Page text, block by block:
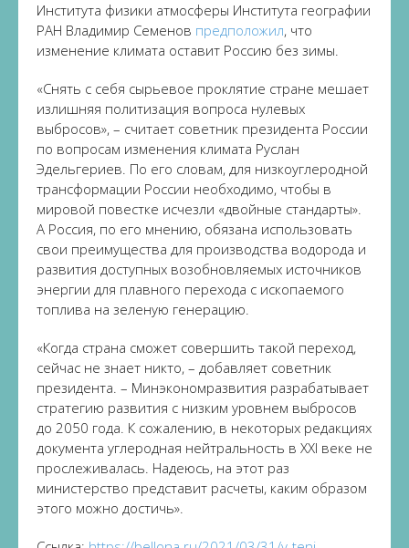
Института физики атмосферы Института географии
РАН Владимир Семенов предположил, что
изменение климата оставит Россию без зимы.
«Снять с себя сырьевое проклятие стране мешает
излишняя политизация вопроса нулевых
выбросов», – считает советник президента России
по вопросам изменения климата Руслан
Эдельгериев. По его словам, для низкоуглеродной
трансформации России необходимо, чтобы в
мировой повестке исчезли «двойные стандарты».
А Россия, по его мнению, обязана использовать
свои преимущества для производства водорода и
развития доступных возобновляемых источников
энергии для плавного перехода с ископаемого
топлива на зеленую генерацию.
«Когда страна сможет совершить такой переход,
сейчас не знает никто, – добавляет советник
президента. – Минэкономразвития разрабатывает
стратегию развития с низким уровнем выбросов
до 2050 года. К сожалению, в некоторых редакциях
документа углеродная нейтральность в XXI веке не
прослеживалась. Надеюсь, на этот раз
министерство представит расчеты, каким образом
этого можно достичь».